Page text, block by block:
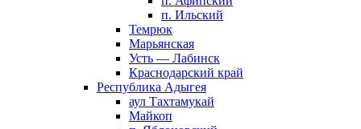
п. Ильский
Темрюк
Марьянская
Усть — Лабинск
Краснодарский край
Республика Адыгея
аул Тахтамукай
Майкоп